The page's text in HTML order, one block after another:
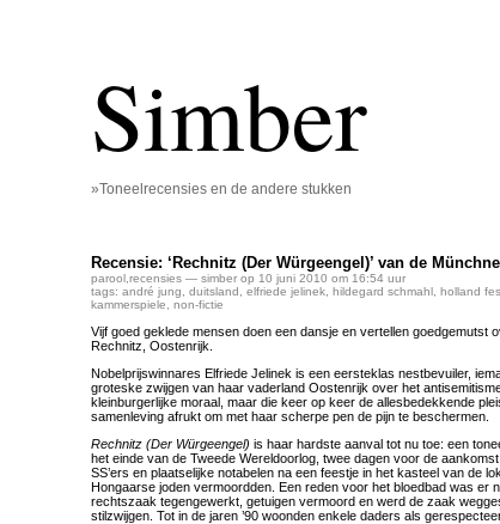
Simber
»Toneelrecensies en de andere stukken
Recensie: ‘Rechnitz (Der Würgeengel)’ van de
parool recensies — simber op 10 juni 2010 om 16:54 uur
tags: andré jung duitsland elfriede jelinek hildegard schmahl holland
kammerspiele
non-fictie
Vijf goed geklede mensen doen een dansje en vertellen goedgemutst
Rechnitz, Oostenrijk.
Nobelprijswinnares Elfriede Jelinek is een eersteklas nestbevuiler,
groteske zwijgen van haar vaderland Oostenrijk over het
kleinburgerlijke moraal, maar die keer op keer de allesbedekkende
samenleving afrukt om met haar scherpe pen de pijn te beschermen.
Rechnitz (Der Würgeengel) is haar hardste aanval tot nu toe: een
het einde van de Tweede Wereldoorlog, twee dagen voor de
SS’ers en plaatselijke notabelen na een feestje in het kasteel van de
Hongaarse joden vermoordden. Een reden voor het bloedbad was er
rechtszaak tegengewerkt, getuigen vermoord en werd de zaak
stilzwijgen. Tot in de jaren ’90 woonden enkele daders als